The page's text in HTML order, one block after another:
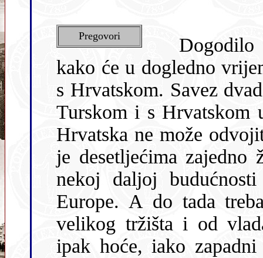
Pregovori
Dogodilo
kako će u dogledno
s Hrvatskom. Savez
Turskom i s Hrvatskom
Hrvatska ne može
je desetljećima
nekoj daljoj
Europe. A do tada
velikog tržišta i od
ipak hoće, iako